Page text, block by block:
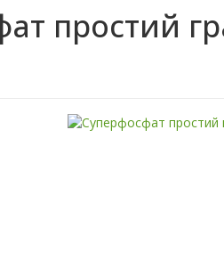
простий